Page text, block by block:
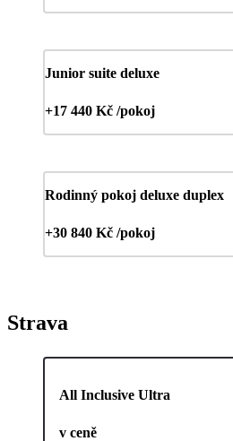
Junior suite deluxe
+17 440 Kč /pokoj
Rodinný pokoj deluxe duplex
+30 840 Kč /pokoj
Strava
All Inclusive Ultra
v ceně